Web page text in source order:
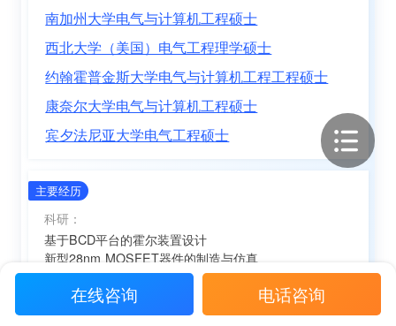
南加州大学电气与计算机工程硕士
西北大学（美国）电气工程理学硕士
约翰霍普金斯大学电气与计算机工程工程硕士
康奈尔大学电气与计算机工程硕士
宾夕法尼亚大学电气工程硕士
主要经历
科研：
基于BCD平台的霍尔装置设计
新型28nm MOSFET器件的制造与仿真
基于fpga的嵌入式系统实时人像数据采集与程式化
在线咨询 电话咨询